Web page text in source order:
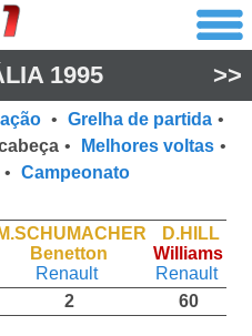
1995 >>
• Grelha de partida •
• Melhores voltas •
• Campeonato
M.SCHUMACHER
Benetton
Renault
D.HILL
Williams
Renault
2
60